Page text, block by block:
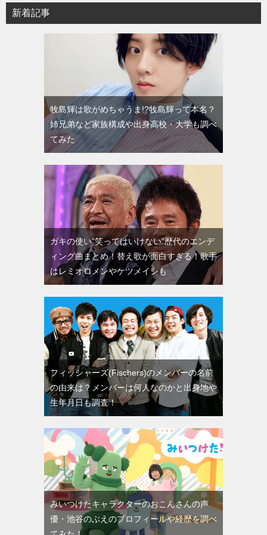
新着記事
牧島輝は歌がめちゃうま!?牧島輝って本名？
姉兄弟など家族構成や出身高校・大学も調べ
てみた
ガキの使い”笑ってはいけない”歴代のエンデ
ィング曲まとめ！替え歌が面白すぎる！歌手
はレミオロメンやケツメイシも
フィッシャーズ(Fischers)のメンバーの名前
の由来は？メンバーは何人なのかと出身地や
生年月日も調査！
みいつけたキャラクターのおこんさんの声
優・池谷のぶえのプロフィールや経歴を調べ